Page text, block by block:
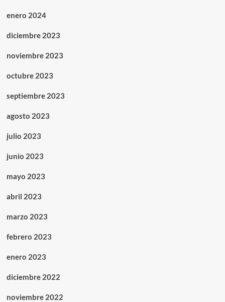
enero 2024
diciembre 2023
noviembre 2023
octubre 2023
septiembre 2023
agosto 2023
julio 2023
junio 2023
mayo 2023
abril 2023
marzo 2023
febrero 2023
enero 2023
diciembre 2022
noviembre 2022